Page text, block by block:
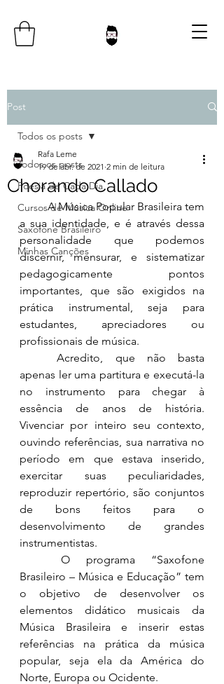
Post
Todos os posts
Poesia de Cada Dia
Cursos de Música Online
Saxofone Brasileiro
Minhas Canções
Todos os posts
Chorando Callado
Rafa Leme
19 de abr. de 2021 2 min de leitura
	A Música Popular Brasileira tem
a sua identidade, e é através dessa
personalidade que podemos
discernir, mensurar, e sistematizar
pedagogicamente pontos
importantes, que são exigidos na
prática instrumental, seja para
estudantes, apreciadores ou
profissionais de música.
	Acredito, que não basta
apenas ler uma partitura e executá-la
no instrumento para chegar à
essência de anos de história.
Vivenciar por inteiro seu contexto,
ouvindo referências, sua narrativa no
período em que estava inserido,
exercitar suas peculiaridades,
reproduzir repertório, são conjuntos
de bons feitos para o
desenvolvimento de grandes
instrumentistas.
Brasileiro – Música e Educação” tem
o objetivo de desenvolver os
elementos didático musicais da
Música Brasileira e inserir estas
referências na prática da música
popular, seja ela da América do
Norte, Europa ou Ocidente.